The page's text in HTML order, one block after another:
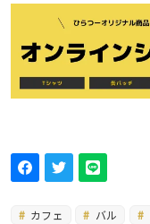
カフェ バル